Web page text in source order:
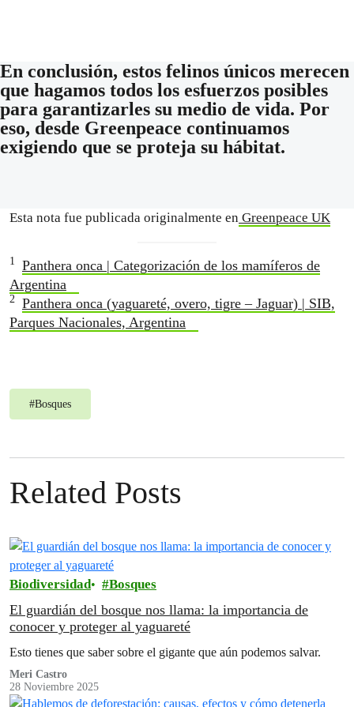
En conclusión, estos felinos únicos merecen
que hagamos todos los esfuerzos posibles
para garantizarles su medio de vida. Por
eso, desde Greenpeace continuamos
exigiendo que se proteja su hábitat.
Esta nota fue publicada originalmente en Greenpeace UK
1
Panthera onca | Categorización de los mamíferos de
Argentina
2 Panthera onca (yaguareté, overo, tigre – Jaguar) | SIB,
Parques Nacionales, Argentina
#Bosques
Related Posts
Biodiversidad Bosques
El guardián del bosque nos llama: la importancia de
conocer y proteger al yaguareté
Esto tienes que saber sobre el gigante que aún podemos salvar.
Meri Castro
28 Noviembre 2025